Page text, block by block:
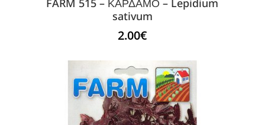
FARM 515 – ΚΑΡΔΑΜΟ – Lepidium
sativum
2.00€